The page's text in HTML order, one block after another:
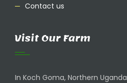
Contact us
Visit Our Farm
In Koch Goma, Northern Uganda